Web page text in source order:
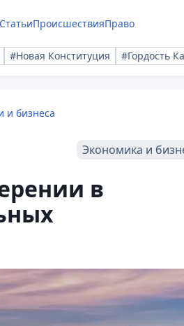
СтатьиПроисшествияПраво
#Новая Конституция #Гордость
и бизнеса
Экономика и
в